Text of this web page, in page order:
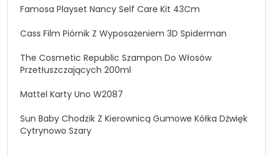
Famosa Playset Nancy Self Care Kit 43Cm
Cass Film Piórnik Z Wyposażeniem 3D Spiderman
The Cosmetic Republic Szampon Do Włosów
Przetłuszczających 200ml
Mattel Karty Uno W2087
Sun Baby Chodzik Z Kierownicą Gumowe Kółka Dżwięk
Cytrynowo Szary